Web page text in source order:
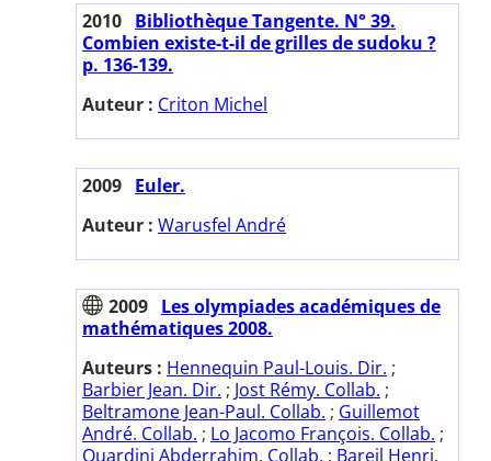
2010 Bibliothèque Tangente. N° 39.
Combien existe-t-il de grilles de sudoku ?
p. 136-139.
Auteur : Criton Michel
2009 Euler.
Auteur : Warusfel André
2009 Les olympiades académiques de
mathématiques 2008.
Auteurs : Hennequin Paul-Louis. Dir. ;
Barbier Jean. Dir. ; Jost Rémy. Collab. ;
Beltramone Jean-Paul. Collab. ; Guillemot
André. Collab. ; Lo Jacomo François. Collab. ;
Ouardini Abderrahim. Collab. ; Bareil Henri.